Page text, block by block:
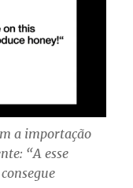
a importação
“A esse